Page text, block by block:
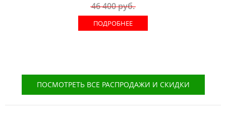
46 400руб.
ПОДРОБНЕЕ
ПОСМОТРЕТЬ ВСЕ РАСПРОДАЖИ И СКИДКИ